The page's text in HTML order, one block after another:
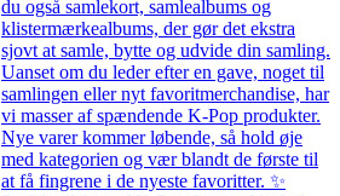
du også samlekort, samlealbums og
klistermærkealbums, der gør det ekstra
sjovt at samle, bytte og udvide din samling.
Uanset om du leder efter en gave, noget til
samlingen eller nyt favoritmerchandise, har
vi masser af spændende K-Pop produkter.
Nye varer kommer løbende, så hold øje
med kategorien og vær blandt de første til
at få fingrene i de nyeste favoritter. ✨